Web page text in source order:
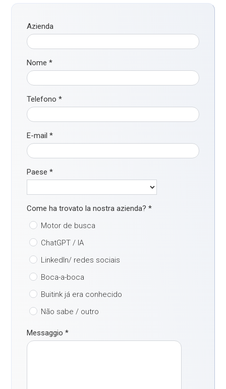
Azienda
Nome*
Telefono*
E-mail*
Paese*
Come ha trovato la nostra azienda?*
Motor de busca
ChatGPT / IA
LinkedIn/ redes sociais
Boca-a-boca
Buitink já era conhecido
Não sabe / outro
Messaggio*